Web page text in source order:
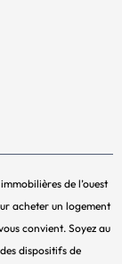
de l’ouest
acheter un logement
convient. Soyez au
dispositifs de